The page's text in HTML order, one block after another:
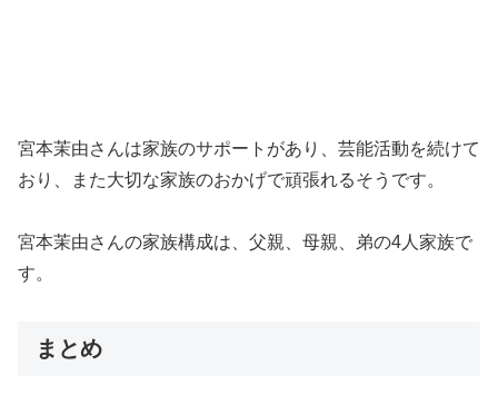
宮本茉由さんは家族のサポートがあり、芸能活動を続けて
おり、また大切な家族のおかげで頑張れるそうです。
宮本茉由さんの家族構成は、父親、母親、弟の4人家族で
す。
まとめ